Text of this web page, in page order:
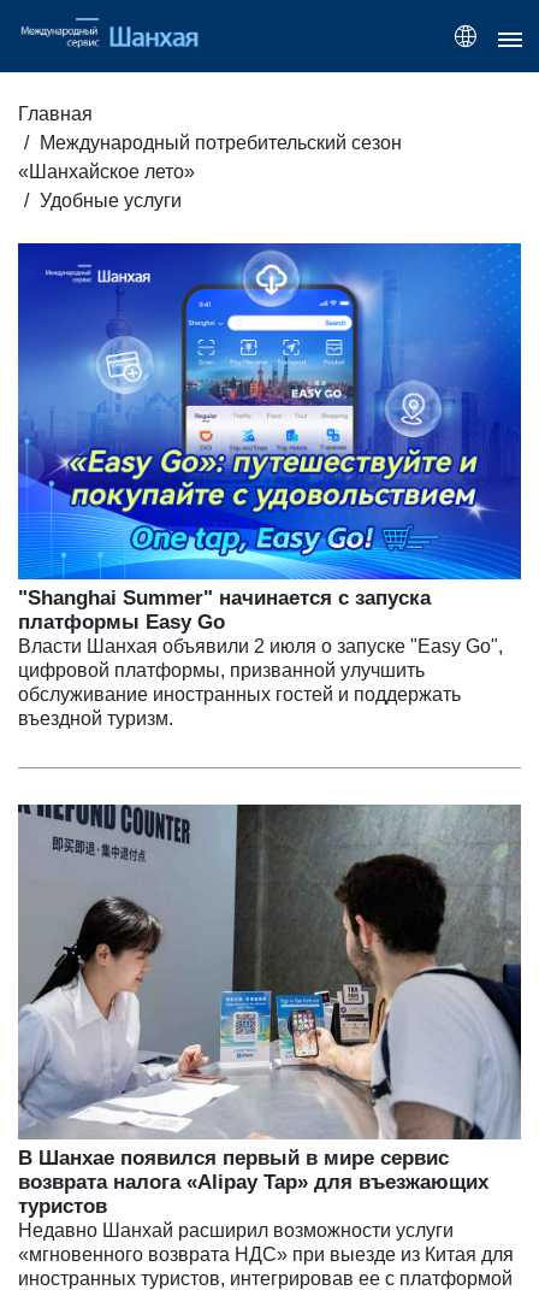
Главная
Международный потребительский сезон
«Шанхайское лето»
Удобные услуги
"Shanghai Summer" начинается с запуска
платформы Easy Go
Власти Шанхая объявили 2 июля о запуске "Easy Go",
цифровой платформы, призванной улучшить
обслуживание иностранных гостей и поддержать
въездной туризм.
В Шанхае появился первый в мире сервис
возврата налога «Alipay Tap» для въезжающих
туристов
Недавно Шанхай расширил возможности услуги
«мгновенного возврата НДС» при выезде из Китая для
иностранных туристов, интегрировав ее с платформой